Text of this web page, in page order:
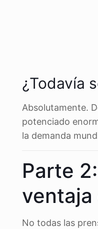
¿Todavía
Absolutamente.
potenciado
la demanda
Parte
No todas las